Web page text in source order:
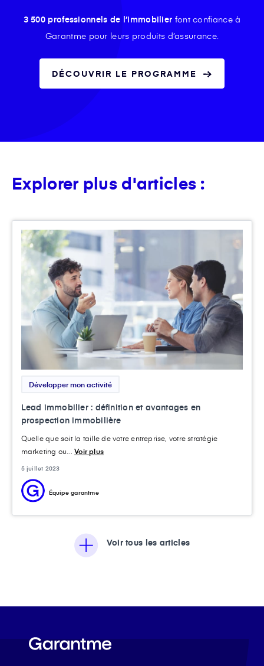
3 500 professionnels de l’immobilier font confiance à
Garantme pour leurs produits d’assurance.
DÉCOUVRIR LE PROGRAMME
Explorer plus d'articles :
Développer mon activité
Lead immobilier : définition et avantages en
prospection immobilière
Quelle que soit la taille de votre entreprise, votre stratégie
marketing ou...Voir plus
5 juillet 2023
Équipe garantme
Voir tous les articles